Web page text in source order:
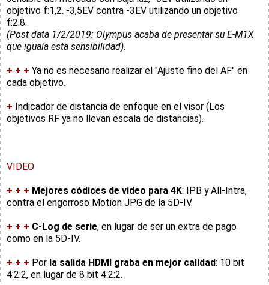
objetivo f:1,2. -3,5EV contra -3EV utilizando un objetivo
f:2.8.
(Post data 1/2/2019: Olympus acaba de presentar su E-M1X
que iguala esta sensibilidad).
+ + + Ya no es necesario realizar el "Ajuste fino del AF" en
cada objetivo.
+ Indicador de distancia de enfoque en el visor (Los
objetivos RF ya no llevan escala de distancias).
VIDEO
+ + + Mejores códices de video para 4K: IPB y All-Intra,
contra el engorroso Motion JPG de la 5D-IV.
+ + + C-Log de serie, en lugar de ser un extra de pago
como en la 5D-IV.
+ + + Por la salida HDMI graba en mejor calidad: 10 bit
4:2:2, en lugar de 8 bit 4:2:2.